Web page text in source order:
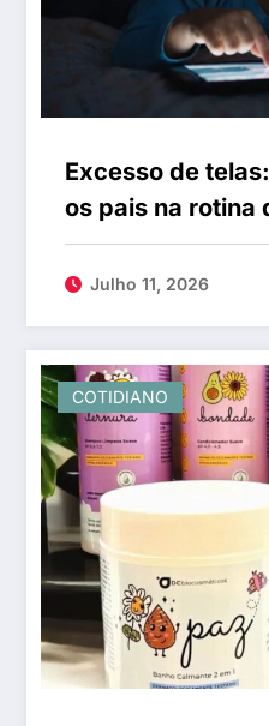
Excesso de
os pais na rotina
escolares
Julho 11, 2026
COTIDIANO